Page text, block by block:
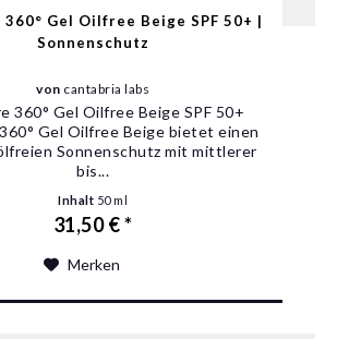
Gel Oilfree Beige SPF 50+ |
Sonnenschutz
von cantabria labs
360° Gel Oilfree Beige SPF 50+
Gel Oilfree Beige bietet einen
Sonnenschutz mit mittlerer
bis...
Inhalt 50 ml
31,50 € *
Merken